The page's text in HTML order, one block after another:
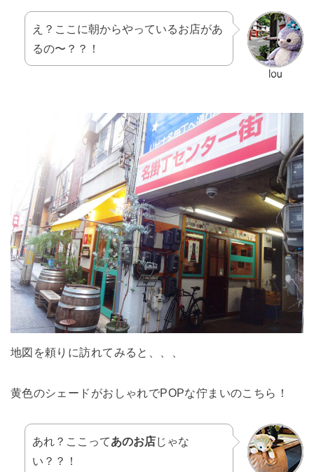
え？ここに朝からやっているお店があ
るの〜？？！
地図を頼りに訪れてみると、、、
黄色のシェードがおしゃれでPOPな佇まいのこちら！
あれ？ここってあのお店じゃな
い？？！